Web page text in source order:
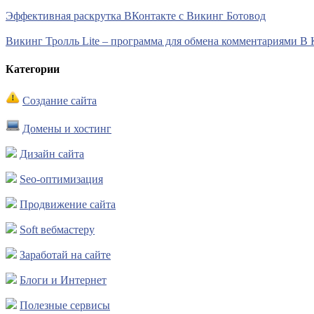
Эффективная раскрутка ВКонтакте с Викинг Ботовод
Викинг Тролль Lite – программа для обмена комментариями В
Категории
Создание сайта
Домены и хостинг
Дизайн сайта
Seo-оптимизация
Продвижение сайта
Soft вебмастеру
Заработай на сайте
Блоги и Интернет
Полезные сервисы